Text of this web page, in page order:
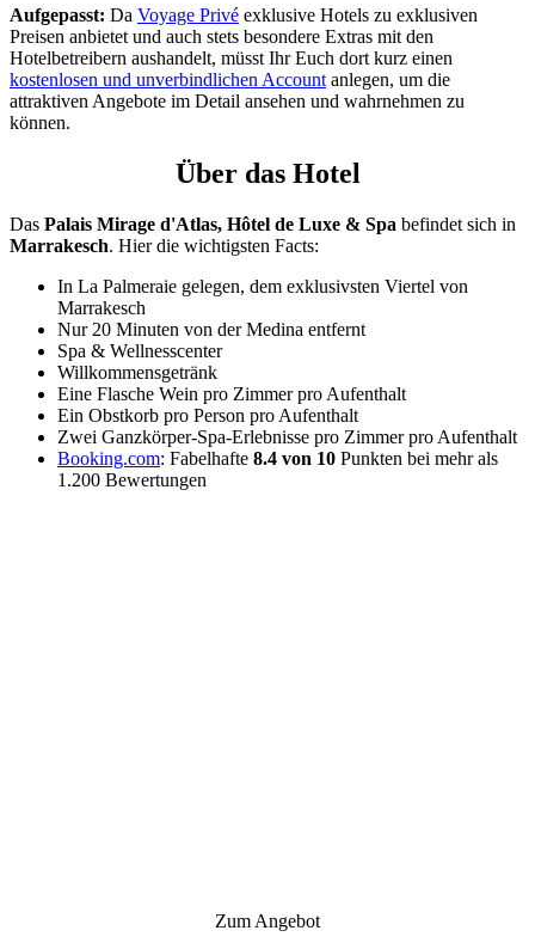
Aufgepasst: Da Voyage Privé exklusive Hotels zu exklusiven
Preisen anbietet und auch stets besondere Extras mit den
Hotelbetreibern aushandelt, müsst Ihr Euch dort kurz einen
kostenlosen und unverbindlichen Account anlegen, um die
attraktiven Angebote im Detail ansehen und wahrnehmen zu
können.
Über das Hotel
Das Palais Mirage d'Atlas, Hôtel de Luxe & Spa befindet sich in
Marrakesch. Hier die wichtigsten Facts:
In La Palmeraie gelegen, dem exklusivsten Viertel von
Marrakesch
Nur 20 Minuten von der Medina entfernt
Spa & Wellnesscenter
Willkommensgetränk
Eine Flasche Wein pro Zimmer pro Aufenthalt
Ein Obstkorb pro Person pro Aufenthalt
Zwei Ganzkörper-Spa-Erlebnisse pro Zimmer pro Aufenthalt
Booking.com: Fabelhafte 8.4 von 10 Punkten bei mehr als
1.200 Bewertungen
Zum Angebot